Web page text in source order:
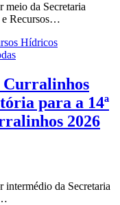
da Secretaria
Recursos…
Hídricos
Curralinhos
para a 14ª
2026
da Secretaria